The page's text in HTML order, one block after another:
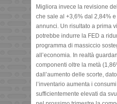
Migliora invece la revisione
che sale al +3,6% dal 2,84%
annunci. Un risultato a prima
potrebbe indurre la FED a
programma di massiccio
all’economia. In realtà
componenti oltre la metà
dall’aumento delle scorte,
l’inventario aumenta i
sufficientemente elevati da